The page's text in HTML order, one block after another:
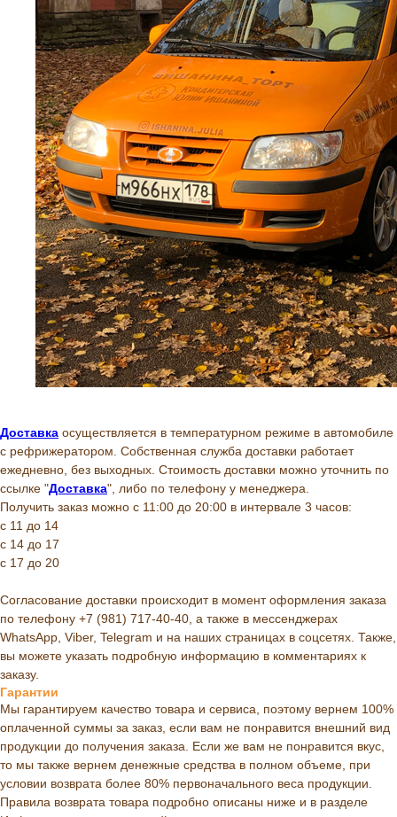
Доставка осуществляется в температурном режиме в автомобиле
с рефрижератором. Собственная служба доставки работает
ежедневно, без выходных. Стоимость доставки можно уточнить по
ссылке "Доставка", либо по телефону у менеджера.
Получить заказ можно с 11:00 до 20:00 в интервале 3 часов:
с 11 до 14
с 14 до 17
с 17 до 20
Согласование доставки происходит в момент оформления заказа
по телефону +7 (981) 717-40-40, а также в мессенджерах
WhatsApp, Viber, Telegram и на наших страницах в соцсетях. Также,
вы можете указать подробную информацию в комментариях к
заказу.
Гарантии
Мы гарантируем качество товара и сервиса, поэтому вернем 100%
оплаченной суммы за заказ, если вам не понравится внешний вид
продукции до получения заказа. Если же вам не понравится вкус,
то мы также вернем денежные средства в полном объеме, при
условии возврата более 80% первоначального веса продукции.
Правила возврата товара подробно описаны ниже и в разделе